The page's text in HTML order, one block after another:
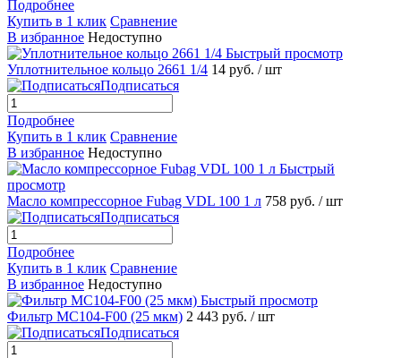
Подробнее
Купить в 1 клик Сравнение
В избранное Недоступно
Быстрый просмотр
Уплотнительное кольцо 2661 1/4 14 руб. / шт
Подписаться
Подробнее
Купить в 1 клик Сравнение
В избранное Недоступно
Быстрый
просмотр
Масло компрессорное Fubag VDL 100 1 л 758 руб. / шт
Подписаться
Подробнее
Купить в 1 клик Сравнение
В избранное Недоступно
Быстрый просмотр
Фильтр МС104-F00 (25 мкм) 2 443 руб. / шт
Подписаться